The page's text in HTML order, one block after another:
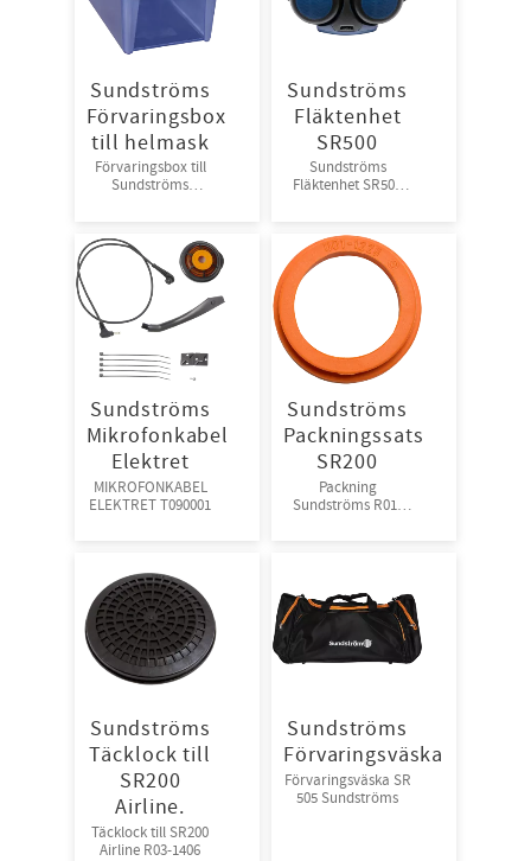
Sundströms
Förvaringsbox
till helmask
Förvaringsbox till
Sundströms
Sundströms
Fläktenhet
SR500
Sundströms
Fläktenhet SR500
Sundströms
Mikrofonkabel
Elektret
MIKROFONKABEL
ELEKTRET T090001
Sundströms
Packningssats
SR200
Packning
Sundströms R01-
Sundströms
Täcklock till
SR200
Airline.
Täcklock till SR200
Airline R03-1406
Sundströms
Förvaringsväska
Förvaringsväska SR
505 Sundströms